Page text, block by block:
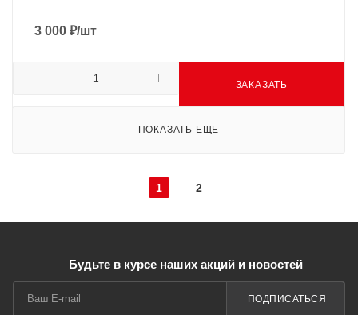
3 000 ₽/шт
ЗАКАЗАТЬ
ПОКАЗАТЬ ЕЩЕ
1 2
Будьте в курсе наших акций и новостей
ПОДПИСАТЬСЯ